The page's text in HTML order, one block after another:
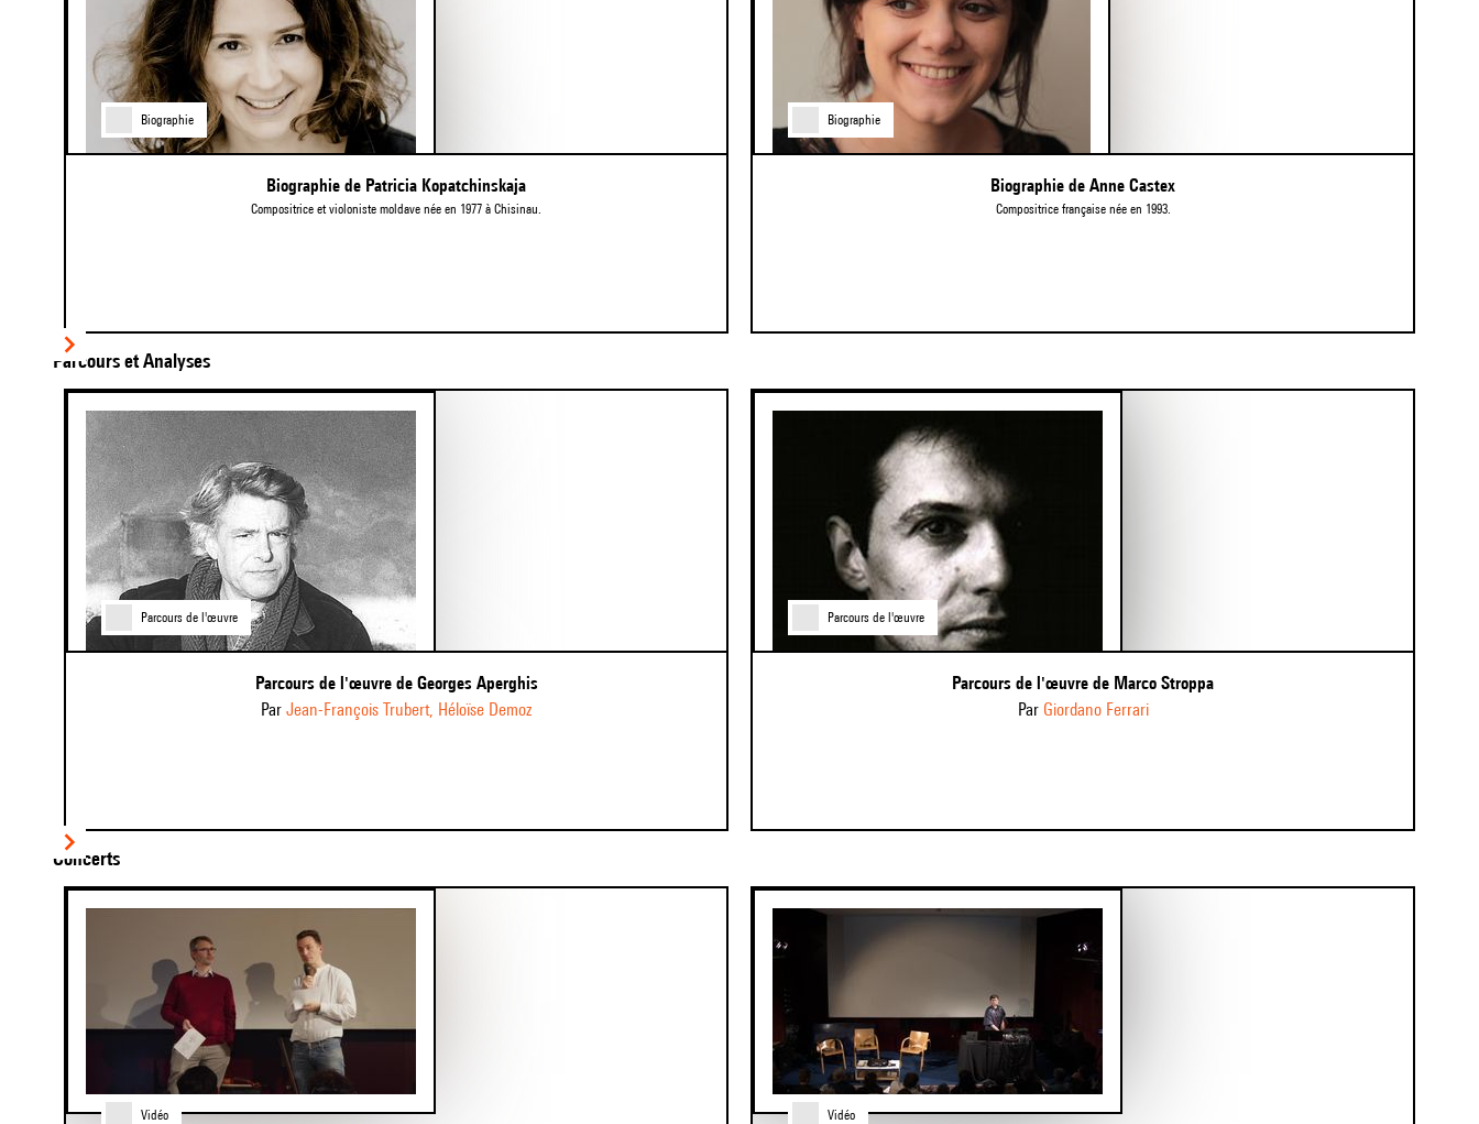
Biographie
Biographie de Patricia Kopatchinskaja
Compositrice et violoniste moldave née en 1977 à Chisinau.
Biographie
Biographie de Anne Castex
Compositrice française née en 1993.
Item
Parcours et Analyses
Parcours de l'œuvre
Parcours de l'œuvre de Georges Aperghis
par Jean-François Trubert, Héloïse Demoz
Parcours de l'œuvre
Parcours de l'œuvre de Marco Stroppa
par Giordano Ferrari
Item
Concerts
Vidéo Vidéo